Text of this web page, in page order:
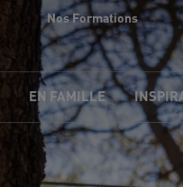
Nos Formations
EN FAMILLE